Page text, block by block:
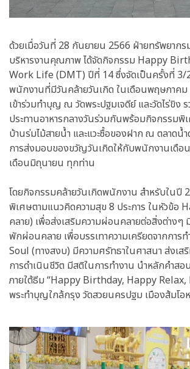
ด้วยเมื่อวันที่ 28 กันยายน 2566 ฝ่ายทรัพยากร
บริหารงานคุณภาพ ได้จัดกิจกรรม Happy
Work Life (DMT) ปีที่ 14 ซึ่งจัดเป็นครั้งที่ 3/
พนักงานที่มีวันคล้ายวันเกิด ในเดือนพฤษภาคม
เข้าร่วมทำบุญ ณ วัดพระปฐมเจดีย์ และวัดไร่ขิง
ประทานอาหารกลางวันร่วมกันพร้อมกิจกรรมพิ
บ้านร่มไม้สายน้ำ และแวะซื้อของฝาก ณ ตลาดน้
การส่งมอบของขวัญวันเกิดให้กับพนักงานเดือ
เดือนมิถุนายน ทุกท่าน
โดยกิจกรรมคล้ายวันเกิดพนักงาน สำหรับในปี
พิเศษตามแนวคิดความสุข 8 ประการ ในหัวข้อ
คลาย) เพื่อส่งเสริมความผ่อนคลายต่อสิ่งต่างๆ
พักผ่อนคลาย เพื่อบรรเทาความเครียดจากการ
Soul (ทางสงบ) มีความศรัทธาในศาสนา ส่งเส
การดำเนินชีวิต มีสติในการทำงาน นำหลักคำสอ
ภายใต้ธีม “Happy Birthday, Happy Relax,
พระทำบุญใกล้กรุง วัดสวยนครปฐม เมืองส้มโอ